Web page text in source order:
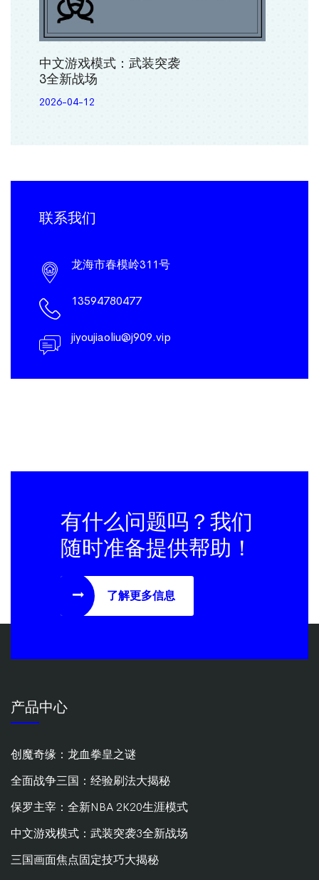
中文游戏模式：武装突袭
3全新战场
2026-04-12
联系我们
龙海市春模岭311号
13594780477
jiyoujiaoliu@j909.vip
有什么问题吗？我们
随时准备提供帮助！
了解更多信息
产品中心
创魔奇缘：龙血拳皇之谜
全面战争三国：经验刷法大揭秘
保罗主宰：全新NBA 2K20生涯模式
中文游戏模式：武装突袭3全新战场
三国画面焦点固定技巧大揭秘